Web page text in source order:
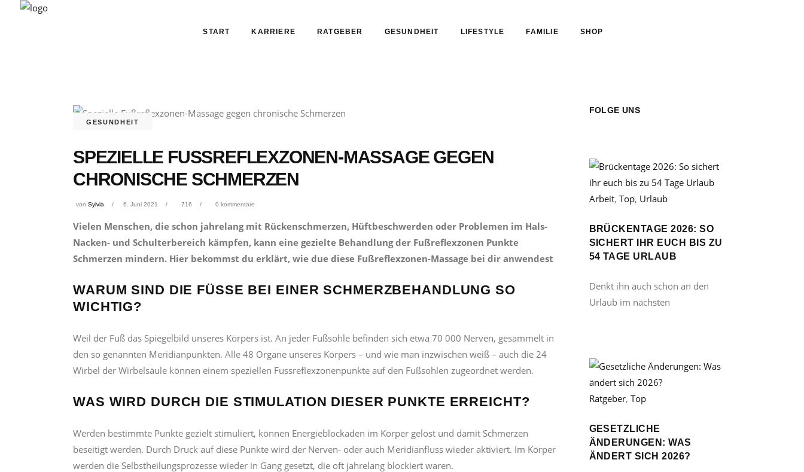
START KARRIERE RATGEBER GESUNDHEIT LIFESTYLE FAMILIE SHOP
GESUNDHEIT
SPEZIELLE FUSSREFLEXZONEN-MASSAGE GEGEN C
HRONISCHE SCHMERZEN
von Sylvia 6. Juni 2021 716 0 kommentare
Vielen Menschen, die schon jahrelang mit Rückenschmerzen, Hüftbeschwerden oder Problemen im Hals-
Nacken- und Schulterbereich kämpfen, kann eine gezielte Behandlung der Fußreflexzonen Punkte
Schmerzen mindern. Hier bekommst du erklärt, wie due diese Fußreflexzonen-Massage bei dir anwendest
WARUM SIND DIE FÜSSE BEI EINER SCHMERZBEHANDLUNG SO W
ICHTIG?
Weil der Fuß das Spiegelbild unseres Körpers ist. An jeder Fußsohle befinden sich etwa 70 000 Nerven, gesammelt in
den so genannten Meridianpunkten. Alle 48 Organe unseres Körpers – und wie man inzwischen weiß – auch die 24
Wirbel der Wirbelsäule können einem speziellen Fussreflexzonenpunkte auf den Fußsohlen zugeordnet werden.
WAS WIRD DURCH DIE STIMULATION DIESER PUNKTE ERREICHT?
Werden bestimmte Punkte gezielt stimuliert, können Energieblockaden im Körper gelöst und damit Schmerzen
beseitigt werden. Durch Druck auf diese Punkte wird der Nerven- oder auch Meridianfluss wieder aktiviert. Im Körper
werden die Selbstheilungsprozesse wieder in Gang gesetzt, die oft jahrelang blockiert waren.
FOLGE UNS
Arbeit, Top, Urlaub
BRÜCKENTAGE 2026: SO
SICHERT IHR EUCH BIS ZU
54 TAGE URLAUB
Denkt ihn auch schon an den
Urlaub im nächsten
Ratgeber, Top
GESETZLICHE
ÄNDERUNGEN: WAS
ÄNDERT SICH 2026?